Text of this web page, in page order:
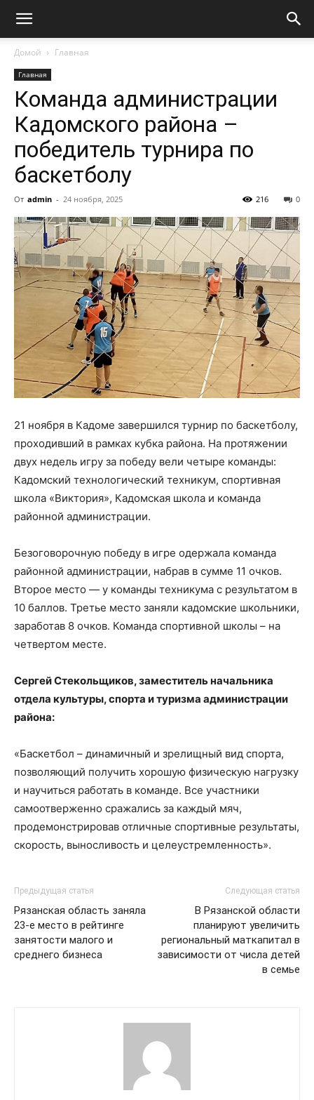
Домой Главная
Главная
Команда администрации
Кадомского района –
победитель турнира по
баскетболу
От admin - 24 ноября, 2025 0
216
21 ноября в Кадоме завершился турнир по баскетболу,
проходивший в рамках кубка района. На протяжении
двух недель игру за победу вели четыре команды:
Кадомский технологический техникум, спортивная
школа «Виктория», Кадомская школа и команда
районной администрации.
Безоговорочную победу в игре одержала команда
районной администрации, набрав в сумме 11 очков.
Второе место — у команды техникума с результатом в
10 баллов. Третье место заняли кадомские школьники,
заработав 8 очков. Команда спортивной школы – на
четвертом месте.
Сергей Стекольщиков, заместитель начальника
отдела культуры, спорта и туризма администрации
района:
«Баскетбол – динамичный и зрелищный вид спорта,
позволяющий получить хорошую физическую нагрузку
и научиться работать в команде. Все участники
самоотверженно сражались за каждый мяч,
продемонстрировав отличные спортивные результаты,
скорость, выносливость и целеустремленность».
Предыдущая статья
Рязанская область заняла
23-е место в рейтинге
занятости малого и
среднего бизнеса
Следующая статья
В Рязанской области
планируют увеличить
региональный маткапитал в
зависимости от числа детей
в семье